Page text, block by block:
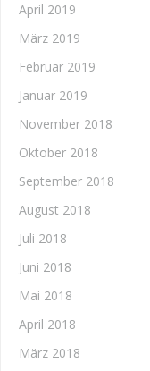
April 2019
März 2019
Februar 2019
Januar 2019
November 2018
Oktober 2018
September 2018
August 2018
Juli 2018
Juni 2018
Mai 2018
April 2018
März 2018